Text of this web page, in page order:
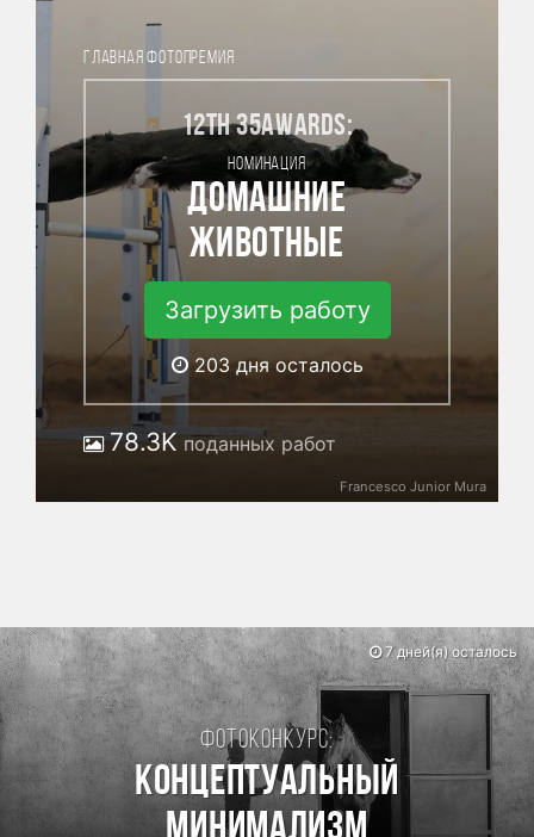
ГЛАВНАЯ ФОТОПРЕМИЯ
12th 35AWARDS:
НОМИНАЦИЯ
Домашние
животные
Загрузить работу
203дня осталось
78.3K поданных работ
Francesco Junior Mura
Фотоконкурс:
Концептуальный
7 дней(я) осталось